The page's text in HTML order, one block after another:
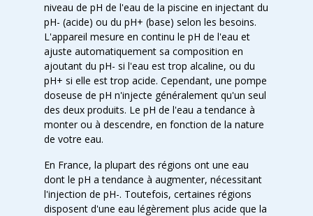
niveau de pH de l'eau de la piscine en injectant du
pH- (acide) ou du pH+ (base) selon les besoins.
L'appareil mesure en continu le pH de l'eau et
ajuste automatiquement sa composition en
ajoutant du pH- si l'eau est trop alcaline, ou du
pH+ si elle est trop acide. Cependant, une pompe
doseuse de pH n'injecte généralement qu'un seul
des deux produits. Le pH de l'eau a tendance à
monter ou à descendre, en fonction de la nature
de votre eau.
En France, la plupart des régions ont une eau
dont le pH a tendance à augmenter, nécessitant
l'injection de pH-. Toutefois, certaines régions
disposent d'une eau légèrement plus acide que la